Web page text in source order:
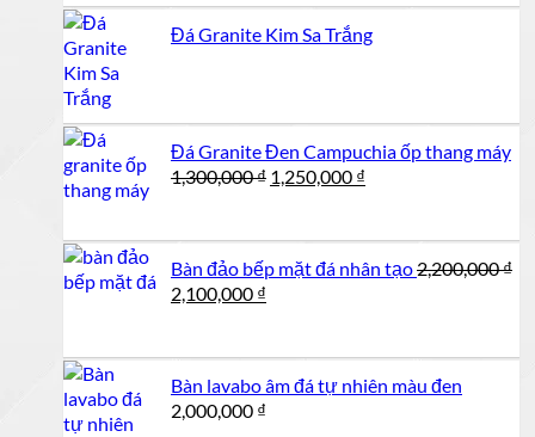
Đá Granite Kim Sa Trắng
Đá Granite Đen Campuchia ốp thang máy
1,300,000₫ Giá
1,300,000 ₫.
1,250,000 ₫
1,250,000 ₫.
Bàn đảo bếp mặt đá nhân tạo2,200,000₫
Giá
2,200,000 ₫.
2,100,000 ₫
2,100,000 ₫.
Bàn lavabo âm đá tự nhiên màu đen
2,000,000 ₫